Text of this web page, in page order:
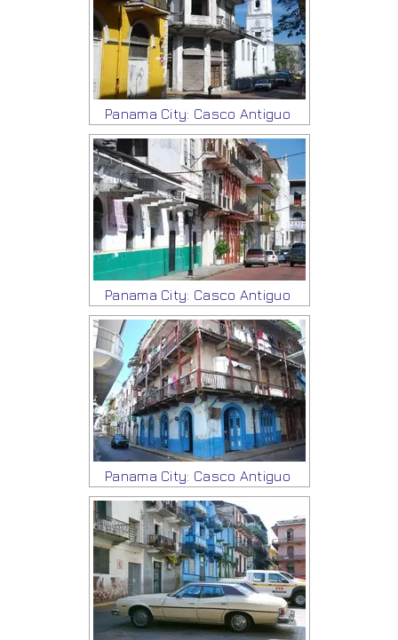
Panama City: Casco Antiguo
Panama City: Casco Antiguo
Panama City: Casco Antiguo